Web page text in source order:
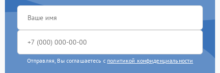
Отправляя, Вы соглашаетесь с политикой конфиденциальности